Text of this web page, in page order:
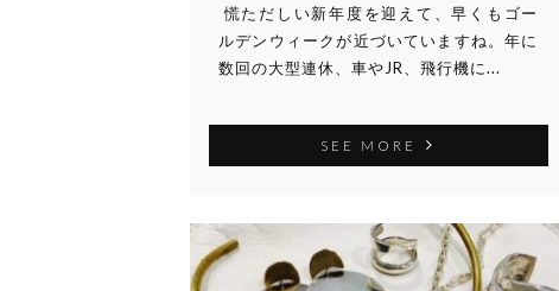
慌ただしい新年度を迎えて、早くもゴー
ルデンウィークが近づいていますね。年に
数回の大型連休、車やJR、飛行機に...
SEE MORE